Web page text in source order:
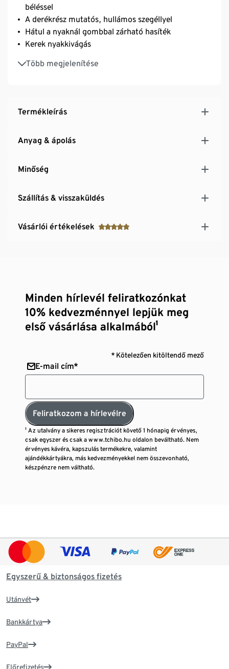
béléssel
A derékrész mutatós, hullámos szegéllyel
Hátul a nyaknál gombbal zárható hasíték
Kerek nyakkivágás
Több megjelenítése
42-es mérettől szűkítővarrás a mellrészen
Termékleírás
Anyag & ápolás
Minőség
Szállítás & visszaküldés
Vásárlói értékelések
Minden hírlevél feliratkozónkat
10% kedvezménnyel lepjük meg
első vásárlása alkalmából¹
* Kötelezően kitöltendő mező
E-mail cím*
Feliratkozom a hírlevélre
¹ Az utalvány a sikeres regisztrációt követő 1 hónapig érvényes,
csak egyszer és csak a www.tchibo.hu oldalon beváltható. Nem
érvényes kávéra, kapszulás termékekre, valamint
ajándékkártyákra, más kedvezményekkel nem összevonható,
készpénzre nem váltható.
Egyszerű & biztonságos fizetés
Utánvét
Bankkártya
PayPal
Előrefizetés